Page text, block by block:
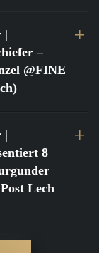
|
–
@FINE
|
8
Lech